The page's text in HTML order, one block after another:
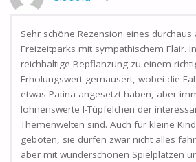
Sehr schöne Rezension eines durchaus
Freizeitparks mit sympathischem Flair.
reichhaltige Bepflanzung zu einem
Erholungswert gemausert, wobei die
etwas Patina angesetzt haben, aber
lohnenswerte I-Tüpfelchen der
Themenwelten sind. Auch für kleine
geboten, sie dürfen zwar nicht alles
aber mit wunderschönen Spielplätzen